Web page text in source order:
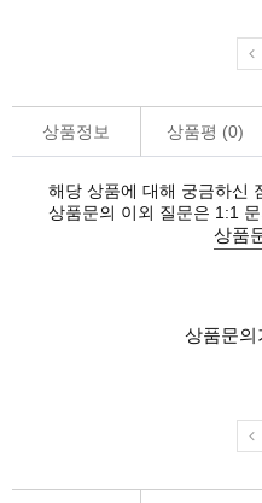
상품정보 상품평 (0)
해당 상품에 대해 궁금하신
상품문의 이외 질문은 1:1
상품
상품문의